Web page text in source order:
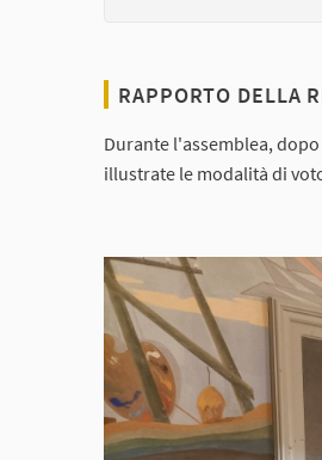
RAPPORTO DELLA
Durante l'assemblea,
illustrate le modalità di